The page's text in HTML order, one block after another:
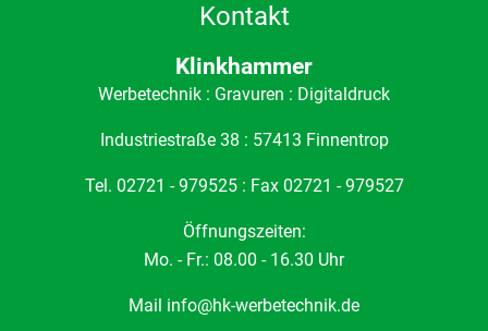
Kontakt
Klinkhammer
Werbetechnik : Gravuren : Digitaldruck
Industriestraße 38 : 57413 Finnentrop
Tel. 02721 - 979525 : Fax 02721 - 979527
Öffnungszeiten:
Mo. - Fr.: 08.00 - 16.30 Uhr
Mail info@hk-werbetechnik.de